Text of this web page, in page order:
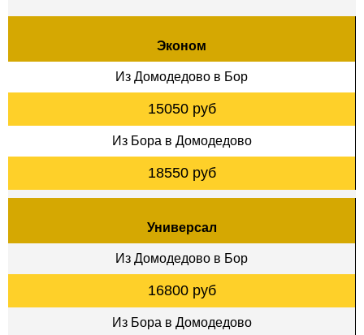
Эконом
Из Домодедово в Бор
15050 руб
Из Бора в Домодедово
18550 руб
Универсал
Из Домодедово в Бор
16800 руб
Из Бора в Домодедово